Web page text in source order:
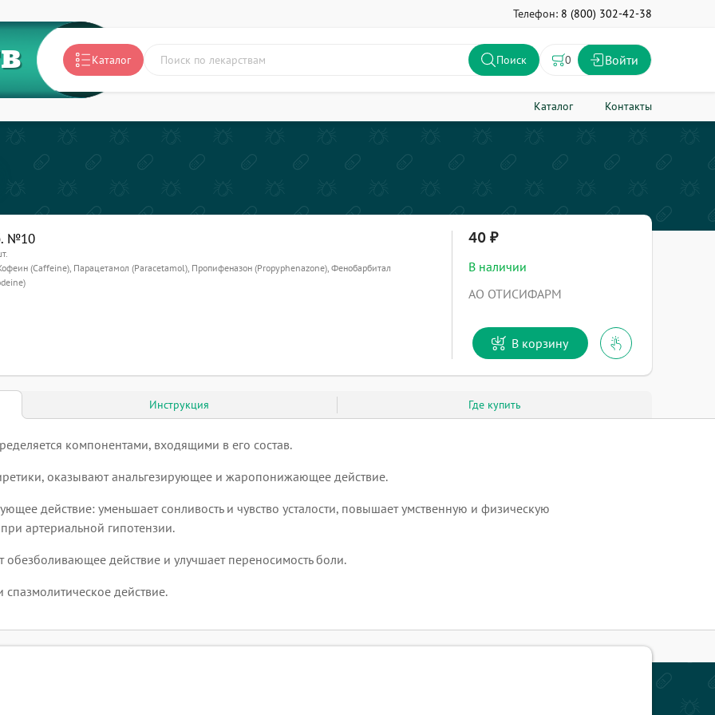
Телефон: 8 (800) 302-42-38
Каталог Поиск 0 Войти
Каталог Контакты
№10
(Caffeine), Парацетамол (Paracetamol), Пропифеназон (Propyphenazone), Фенобарбитал
40
В наличии
АО ОТИСИФАРМ
В корзину
Инструкция Где купить
компонентами, входящими в его состав.
оказывают анальгезирующее и жаропонижающее действие.
действие: уменьшает сонливость и чувство усталости, повышает умственную и физическую
артериальной гипотензии.
действие и улучшает переносимость боли.
действие.